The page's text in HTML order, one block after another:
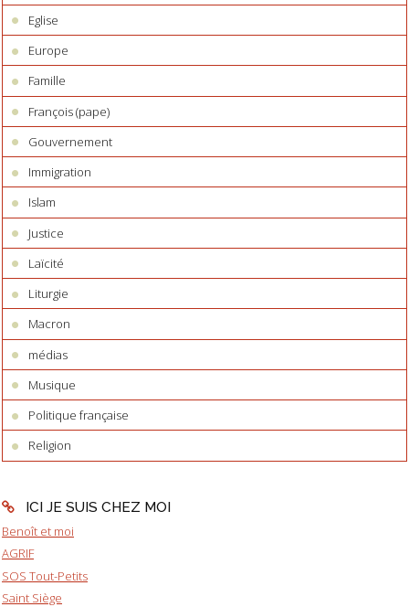
Eglise
Europe
Famille
François (pape)
Gouvernement
Immigration
Islam
Justice
Laïcité
Liturgie
Macron
médias
Musique
Politique française
Religion
ICI JE SUIS CHEZ MOI
Benoît et moi
AGRIF
SOS Tout-Petits
Saint Siège